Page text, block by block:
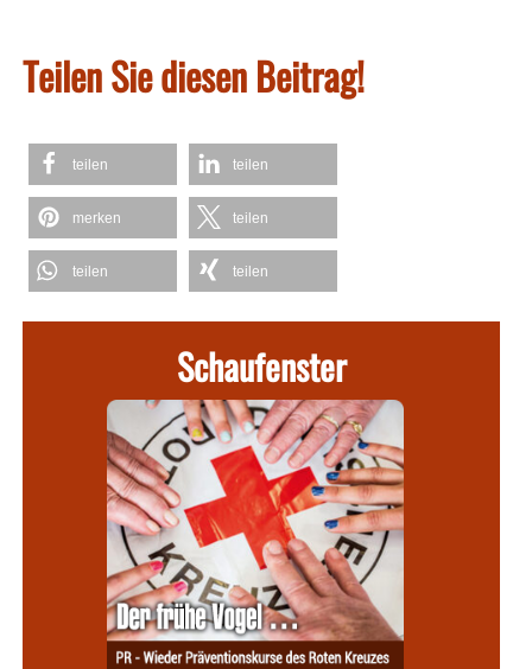
Teilen Sie diesen Beitrag!
teilen teilen
merken teilen
teilen teilen
Schaufenster